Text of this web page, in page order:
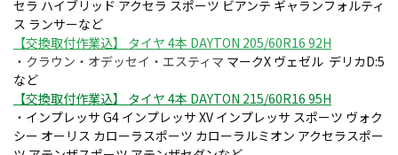
セラ ハイブリッド アクセラ スポーツ ビアンテ ギャランフォルティ
ス ランサーなど
【交換取付作業込】 タイヤ 4本 DAYTON 205/60R16 92H
・クラウン・オデッセイ・エスティマ マークX ヴェゼル デリカD:5
など
【交換取付作業込】 タイヤ 4本 DAYTON 215/60R16 95H
・ インプレッサ G4 インプレッサ XV インプレッサ スポーツ ヴォク
シー オーリス カローラスポーツ カローラルミオン アクセラスポー